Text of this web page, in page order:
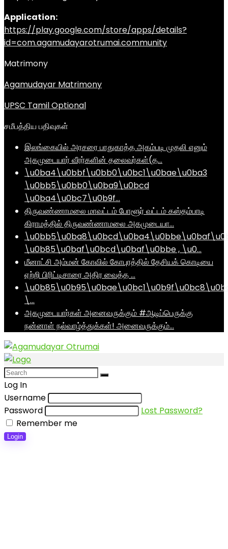
Application:
https://play.google.com/store/apps/details?
id=com.agamudayarotrumai.community
Matrimony
Agamudayar Matrimony
UPSC Tamil Optional
சமீபத்திய பதிவுகள்
இலங்கையில் அரசரை பாதுகாத்த அகம்படி முதலி எனும்
அகமுடையார் வீரர்களின் தலைவர்கள்(த…
\u0ba4\u0bbf\u0bb0\u0bc1\u0bae\u0ba3
\u0bb5\u0bb0\u0ba9\u0bcd
\u0ba4\u0bc7\u0b9f…
திருவண்ணாமலை மாவட்டம் போளூர் வட்டம் கஸ்தம்பாடி
கிராமத்தில் திருவண்ணாமலை அகமுடையா…
\u0b85\u0baf\u0bcd\u0baf\u0bbe , \u0…
மீனாட்சி அம்மன் கோவில் கோபுரத்தில் தேசியக் கொடியை
ஏற்றி பிரிட்டிசாரை அதிர வைத்த …
\…
அகமுடையார்கள் அனைவருக்கும் #ஆடிப்பெருக்கு
நன்னாள் நல்வாழ்த்துக்கள்! அனைவருக்கும்…
Log In
Username
Password
Lost Password?
Remember me
Login